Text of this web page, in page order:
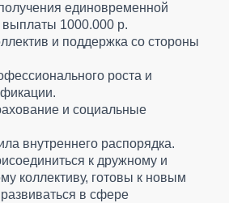
единовременной
1000.000 р.
и поддержка со стороны
роста и
и социальные
внутреннего распорядка.
к дружному и
коллективу, готовы к новым
в сфере